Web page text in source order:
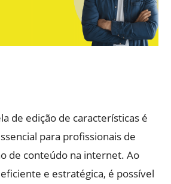
de edição de características é
para profissionais de
de conteúdo na internet. Ao
e estratégica, é possível